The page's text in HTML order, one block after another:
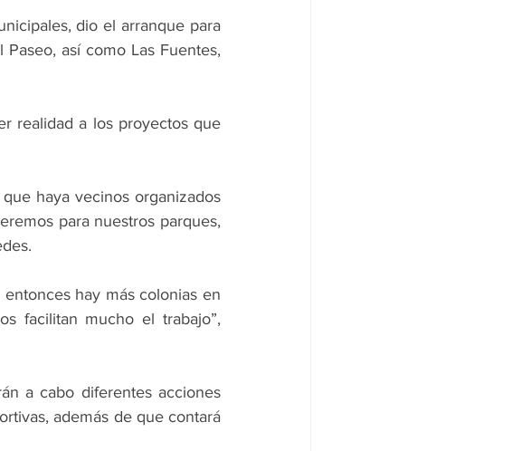
dio el arranque para
así como Las Fuentes,
realidad a los proyectos que
haya vecinos organizados
para nuestros parques,
hay más colonias en
facilitan mucho el trabajo”,
a cabo diferentes acciones
además de que contará